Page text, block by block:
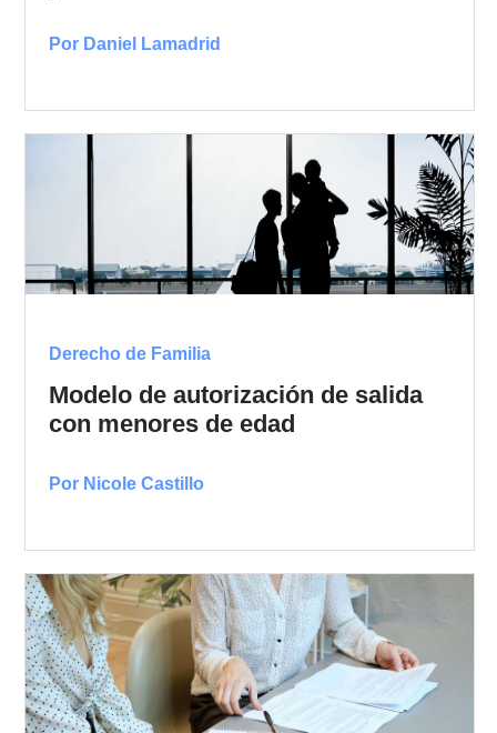
Por Daniel Lamadrid
Derecho de Familia
Modelo de autorización de salida
con menores de edad
Por Nicole Castillo